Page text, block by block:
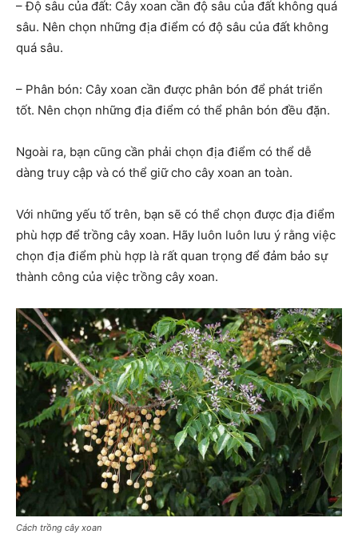
– Độ sâu của đất: Cây xoan cần độ sâu của đất không quá
sâu. Nên chọn những địa điểm có độ sâu của đất không
quá sâu.
– Phân bón: Cây xoan cần được phân bón để phát triển
tốt. Nên chọn những địa điểm có thể phân bón đều đặn.
Ngoài ra, bạn cũng cần phải chọn địa điểm có thể dễ
dàng truy cập và có thể giữ cho cây xoan an toàn.
Với những yếu tố trên, bạn sẽ có thể chọn được địa điểm
phù hợp để trồng cây xoan. Hãy luôn luôn lưu ý rằng việc
chọn địa điểm phù hợp là rất quan trọng để đảm bảo sự
thành công của việc trồng cây xoan.
Cách trồng cây xoan